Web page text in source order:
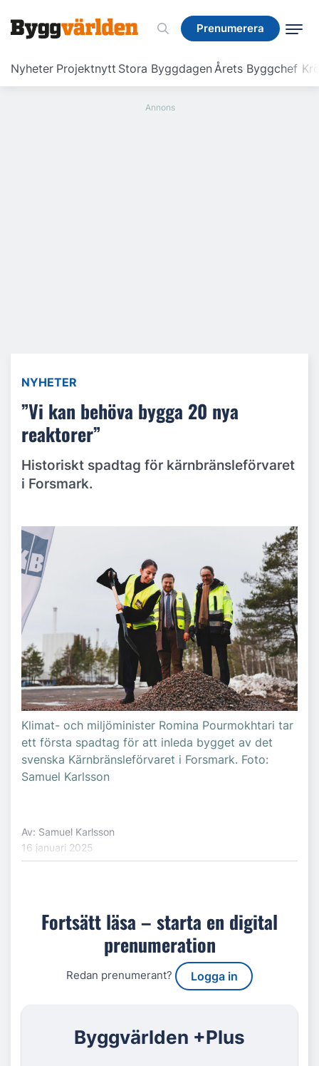
Prenumerera
Nyheter Projektnytt Stora ByggdagenÅrets Byggchef
Prenumerera
NYHETER
”Vi kan behöva bygga 20 nya
reaktorer”
Historiskt spadtag för kärnbränsleförvaret
i Forsmark.
Klimat- och miljöminister Romina Pourmokhtari tar
ett första spadtag för att inleda bygget av det
svenska Kärnbränsleförvaret i Forsmark. Foto:
Samuel Karlsson
Av: Samuel Karlsson
16 januari 2025
Fortsätt läsa – starta en digital
prenumeration
Redan prenumerant? Logga in
Byggvärlden +Plus